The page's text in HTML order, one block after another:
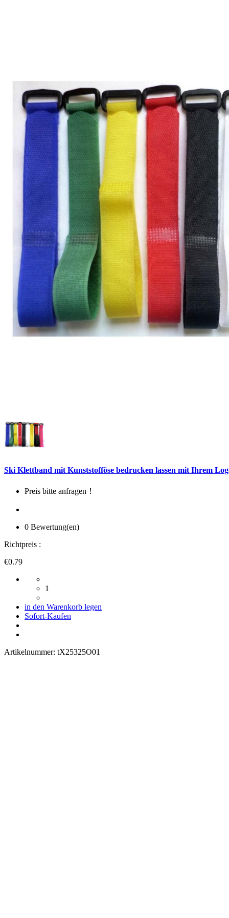
Ski Klettband mit Kunststofföse bedrucken lassen mit Ihrem
Preis bitte anfragen！
0 Bewertung(en)
Richtpreis :
€0.79
1
in den Warenkorb legen
Sofort-Kaufen
Artikelnummer: tX25325O01